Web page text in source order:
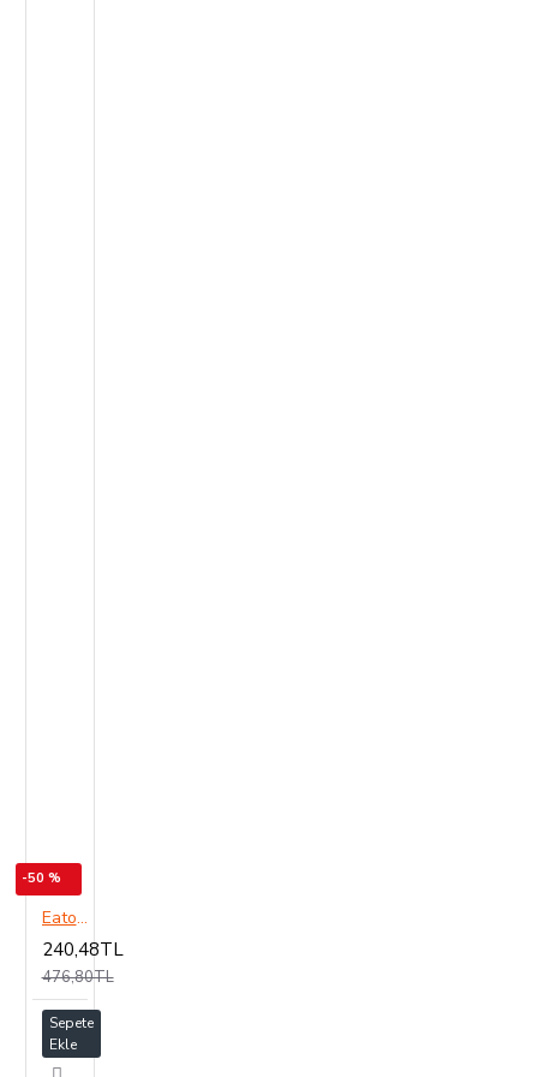
-50 %
Eaton xPole PL6 B Tipi 1X16A 6kA Otomatik Sigorta
240,48TL
476,80TL
Sepete
Ekle